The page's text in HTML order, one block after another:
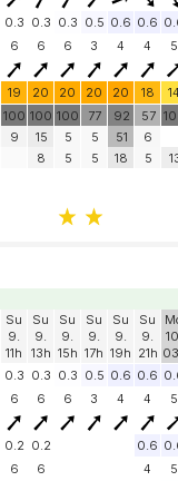
0.3 0.3 0.3 0.5 0.6 0.6
6 6 6 3 4 4 5
19 20 20 20 20 18
100
9
100
15
8
100
5
5
77
5
5
92
51
18
57
6
5
Su
9.
11h
Su
9.
13h
Su
9.
15h
Su
9.
17h
Su
9.
19h
Su
9.
21h
0.3 0.3 0.3 0.5 0.6 0.6
6 6 6 3 4 4 5
0.2 0.2 0.6
6 6 4 5